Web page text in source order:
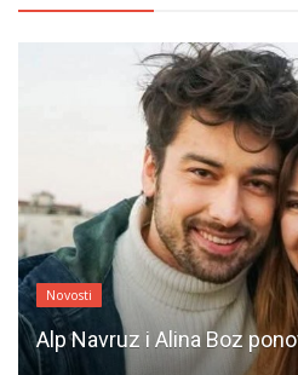
Novosti
Alp Navruz i Alina Boz